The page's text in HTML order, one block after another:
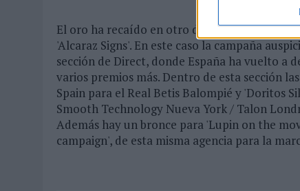
El oro ha recaído en otro desarrollo de David
'Alcaraz Signs'. En este caso la campaña
sección de Direct, donde España ha vuelto a
varios premios más. Dentro de esta sección
Spain para el Real Betis Balompié y 'Doritos
Smooth Technology Nueva York / Talon
Además hay un bronce para 'Lupin on the
campaign', de esta misma agencia para la